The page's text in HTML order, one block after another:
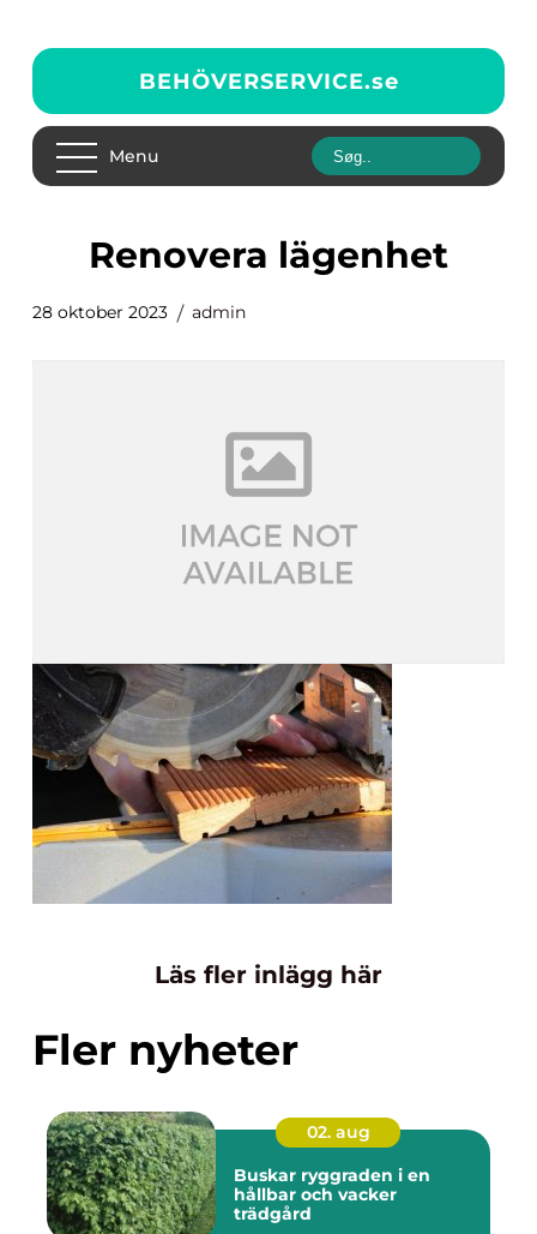
BEHÖVERSERVICE.se
Menu
renovera lägenhet
28 oktober 2023 admin
Läs fler inlägg här
Fler nyheter
02. aug
Buskar ryggraden i en
hållbar och vacker
trädgård